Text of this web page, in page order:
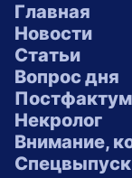
Главная
Новости
Статьи
Вопрос дня
Постфактум
Некролог
Внимание,